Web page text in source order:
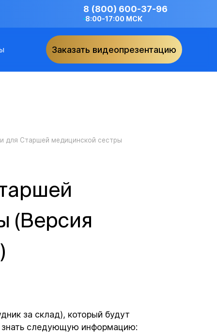
8 (800) 600-37-96
8:00-17:00 МСК
Заказать видеопрезентацию
для Старшей медицинской сестры
(Версия
за склад), который будут
знать следующую информацию: